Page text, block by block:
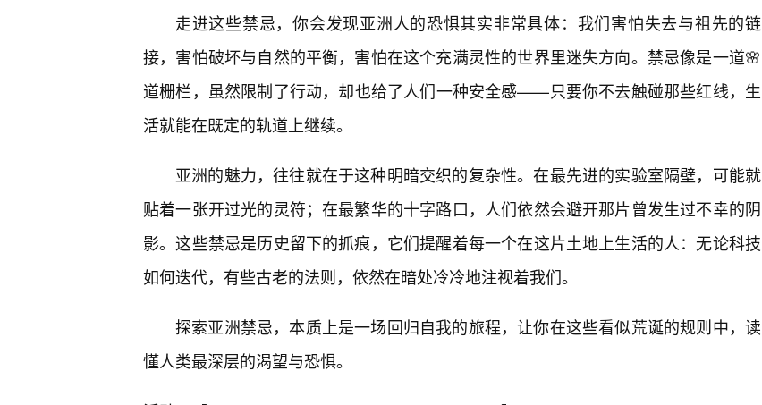
走进这些禁忌，你会发现亚洲人的恐惧其实非常具体：我们害怕失去与祖先的链
接，害怕破坏与自然的平衡，害怕在这个充满灵性的世界里迷失方向。禁忌像是一道🌸
道栅栏，虽然限制了行动，却也给了人们一种安全感——只要你不去触碰那些红线，生
活就能在既定的轨道上继续。
亚洲的魅力，往往就在于这种明暗交织的复杂性。在最先进的实验室隔壁，可能就
贴着一张开过光的灵符；在最繁华的十字路口，人们依然会避开那片曾发生过不幸的阴
影。这些禁忌是历史留下的抓痕，它们提醒着每一个在这片土地上生活的人：无论科技
如何迭代，有些古老的法则，依然在暗处冷冷地注视着我们。
探索亚洲禁忌，本质上是一场回归自我的旅程，让你在这些看似荒诞的规则中，读
懂人类最深层的渴望与恐惧。